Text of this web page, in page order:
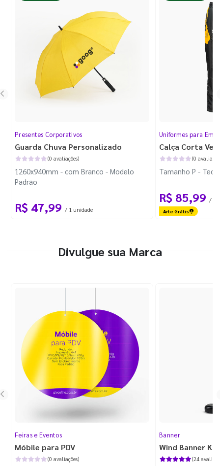
Presentes Corporativos
Guarda Chuva Personalizado
(0 avaliações)
1260x940mm - com Branco - Modelo
Padrão
R$ 47,99 / 1 unidade
Uniformes para
Calça Corta
(0
Tamanho P -
R$ 85,99 / 1
Arte Grátis
Divulgue sua Marca
Feiras e Eventos
Móbile para PDV
(0 avaliações)
Banner
Wind Banner
(24